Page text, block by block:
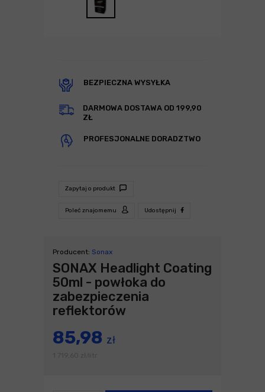
BEZPIECZNA WYSYŁKA
DARMOWA DOSTAWA OD 199,90
ZŁ
PROFESJONALNE DORADZTWO
Zapytaj o produkt
Poleć znajomemu Udostępnij
Producent: Sonax
SONAX Headlight Coating
50ml - powłoka do
zabezpieczenia
reflektorów
85,98 zł